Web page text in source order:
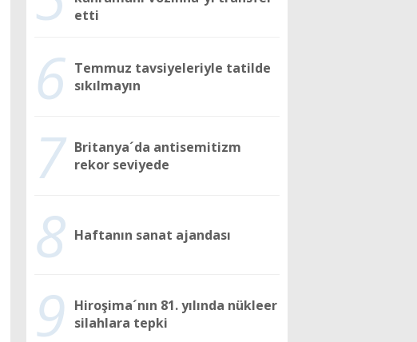
etti
6 Temmuz tavsiyeleriyle tatilde
sıkılmayın
7 Britanya´da antisemitizm
rekor seviyede
8 Haftanın sanat ajandası
9
Hiroşima´nın 81. yılında nükleer
silahlara tepki